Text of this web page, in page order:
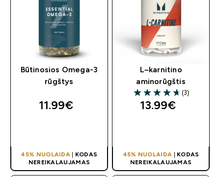
Būtinosios Omega-3
rūgštys
11.99€‎
45% NUOLAIDA
KODAS
NEREIKALAUJAMAS
L–karnitino
aminorūgštis
4.67 out of 5 stars
(3)
13.99€‎
45% NUOLAIDA
KODAS
NEREIKALAUJAMAS